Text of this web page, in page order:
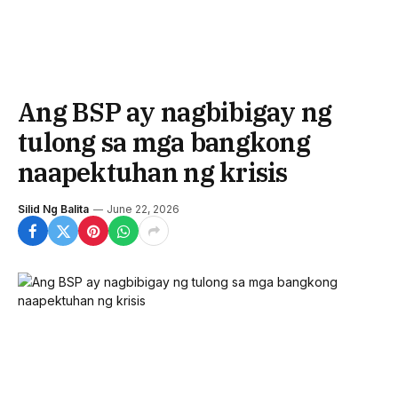
Ang BSP ay nagbibigay ng
tulong sa mga bangkong
naapektuhan ng krisis
Silid Ng Balita June 22, 2026